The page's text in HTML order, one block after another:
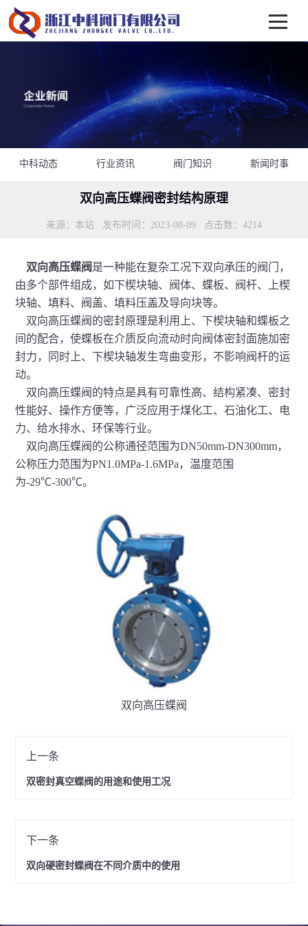
中科动态 行业资讯 阀门知识 新闻时事
双向高压蝶阀密封结构原理
来源：本站 发布时间：2023-08-09 点击数： 4214
双向高压蝶阀是一种能在复杂工况下双向承压的阀门，
由多个部件组成，如下楔块轴、阀体、蝶板、阀杆、上楔
块轴、填料、阀盖、填料压盖及导向块等。
双向高压蝶阀 的密封原理是利用上、下楔块轴和蝶板之
间的配合，使蝶板在介质反向流动时向阀体密封面施加密
封力，同时上、下楔块轴发生弯曲变形，不影响阀杆的运
动。
双向高压蝶阀的特点是具有可靠性高、结构紧凑、密封
性能好、操作方便等，广泛应用于煤化工、石油化工、电
力、给水排水、环保等行业。
双向高压蝶阀的公称通径范围为DN50mm-DN300mm，
公称压力范围为PN1.0MPa-1.6MPa，温度范围
为-29℃-300℃。
双向高压蝶阀
上一条
双密封真空蝶阀的用途和使用工况
下一条
双向硬密封蝶阀在不同介质中的使用